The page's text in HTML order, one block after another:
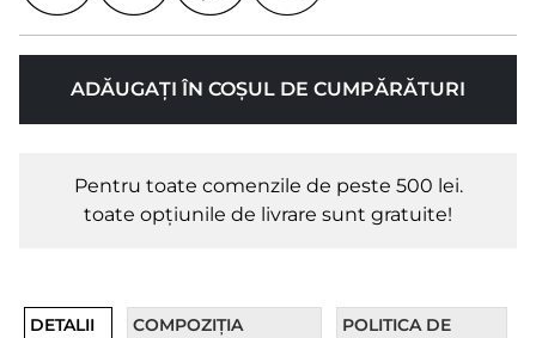
ADĂUGAȚI ÎN COȘUL DE CUMPĂRĂTURI
Pentru toate comenzile de peste 500 lei.
toate opțiunile de livrare sunt gratuite!
DETALII
COMPOZIȚIA
POLITICA DE